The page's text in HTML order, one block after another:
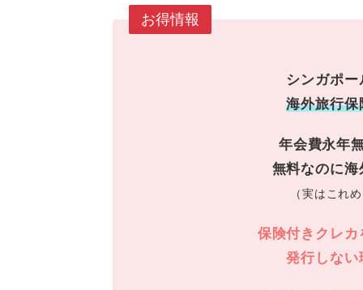
お得情報
シンガポー
海外旅行保
年会費永年
無料なのに
（実はこれ
保険付きクレ
発行しない